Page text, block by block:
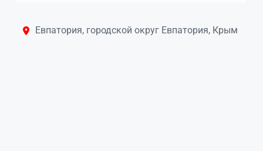
Евпатория, городской округ Евпатория, Крым